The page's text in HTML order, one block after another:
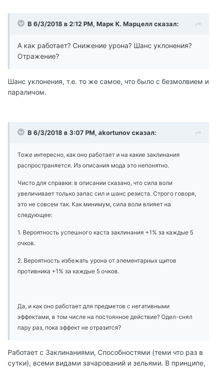
В 6/3/2018 в 2:12 PM, Марк К. Марцелл сказал:
А как работает? Снижение урона? Шанс уклонения?
Отражение?
Шанс уклонения, т.е. то же самое, что было с безмолвием и
параличом.
В 6/3/2018 в 3:07 PM, akortunov сказал:
Тоже интересно, как оно работает и на какие заклинания
распространяется. Из описания мода это непонятно.
Чисто для справки: в описании сказано, что сила воли
увеличивает только запас сил и шанс резиста. Строго говоря,
это не совсем так. Как минимум, сила воли влияет на
следующее:
1. Вероятность успешного каста заклинания +1% за каждые 5
очков.
2. Вероятность избежать урона от элементарных щитов
противника +1% за каждые 5 очков.
Да, и как оно работает для предметов с негативными
эффектами, в том числе на постоянное действие? Одел-снял
пару раз, пока эффект не отразится?
Работает с Заклинаниями, Способностями (теми что раз в
сутки), всеми видами зачарований и зельями. В принципе,